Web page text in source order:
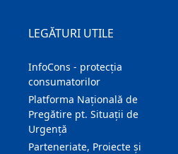
LEGĂTURI UTILE
InfoCons - protecția
consumatorilor
Platforma Națională de
Pregătire pt. Situații de
Urgență
Parteneriate, Proiecte și